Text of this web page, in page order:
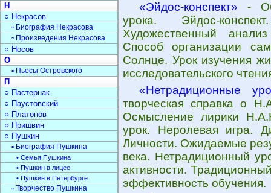
«Эйдос-конспект» -
урока. Эйдос-
Художественный
Способ организации
Солнце. Урок изучения
исследовательского
«Нетрадиционные
творческая справка о
Осмысление лирики
урок. Неролевая игра.
Личности. Ожидаемые
века. Нетрадиционный
активности.
эффективность обучения.
Н
○ Некрасов
▫ Биография Некрасова
▫ Произведения Некрасова
○ Носов
О
▫ Пьесы Островского
П
○ Пастернак
○ Паустовский
○ Платонов
○ Пришвин
○ Пушкин
▫ Биография Пушкина
• Семья Пушкина
• Пушкин в лицее
• Пушкин в Петербурге
▫ Творчество Пушкина